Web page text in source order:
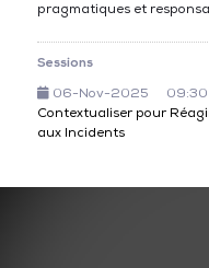
pragmatiques et
Sessions
06-Nov-2025
Contextualiser pour
aux Incidents